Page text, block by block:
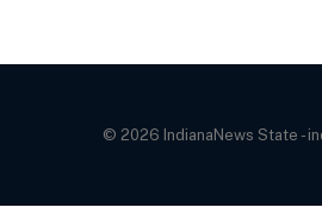
© 2026 IndianaNews State -